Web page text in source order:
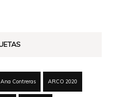
Ana Contreras ARCO 2020